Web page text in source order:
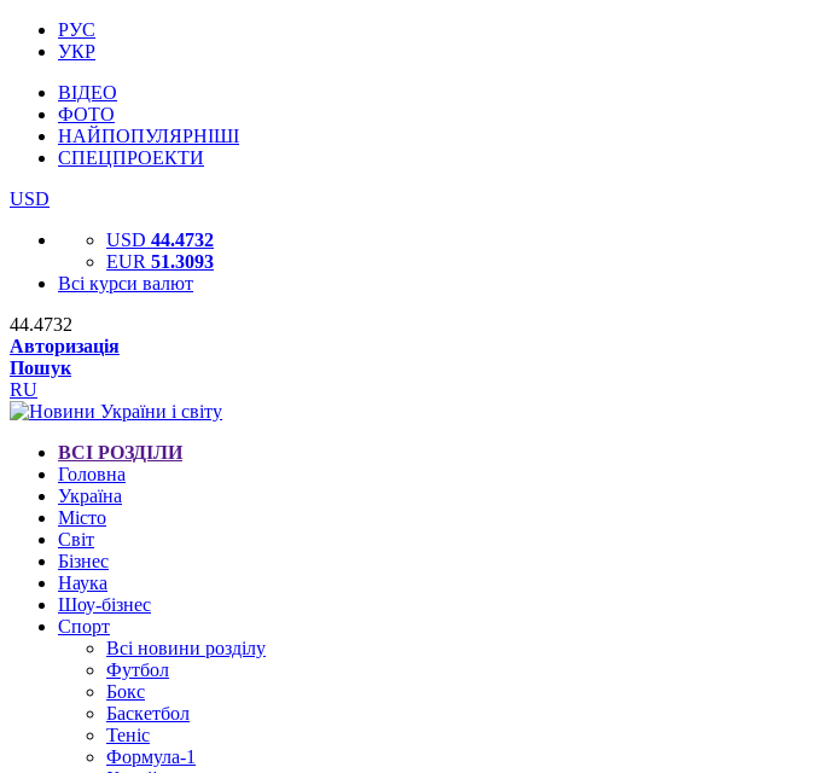
РУС
УКР
ВІДЕО
ФОТО
НАЙПОПУЛЯРНІШІ
СПЕЦПРОЕКТИ
USD
USD 44.4732
EUR 51.3093
Всі курси валют
44.4732
Авторизація
Пошук
RU
ВСІ РОЗДІЛИ
Головна
Україна
Місто
Світ
Бізнес
Наука
Шоу-бізнес
Спорт
Всі новини розділу
Футбол
Бокс
Баскетбол
Теніс
Формула-1